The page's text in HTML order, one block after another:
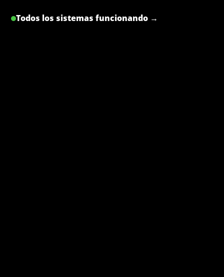
Todos los sistemas funcionando →